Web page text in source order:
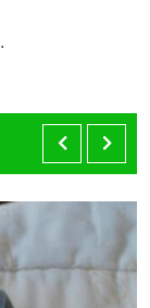
.